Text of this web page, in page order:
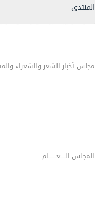
المنتدى
مجلس آخبار الشعر والشعراء
المجلس الـــــعــــــــام